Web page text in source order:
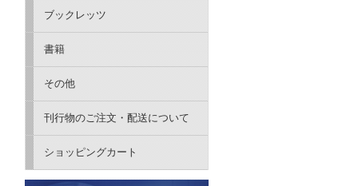
ブックレッツ
書籍
その他
刊行物のご注文・配送について
ショッピングカート